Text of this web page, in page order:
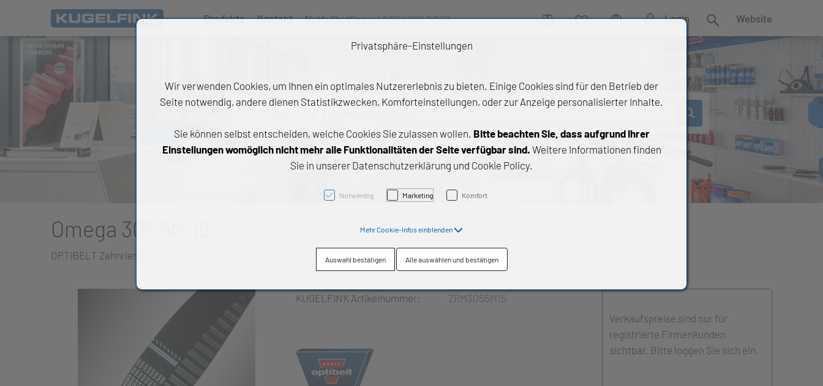
Produkte Kontakt Notfallhotline:+43 664 222 9 888 VergleichWunschlisteWarenkorb Login Suche Website
Alle Produkte
Wälz- und Gleitlager
Antriebstechnik
Chemische Produkte
Alle Produkte
Omega 305 5M 15
OPTIBELT Zahnriemen
KUGELFINK Artikelnummer:
ZRM3055M15
Verkaufspreise sind nur für
registrierte Firmenkunden
sichtbar. Bitte loggen Sie sich ein.
Privatsphäre-Einstellungen
Wir verwenden Cookies, um Ihnen ein optimales Nutzererlebnis zu bieten. Einige Cookies sind für den Betrieb der
Seite notwendig, andere dienen Statistikzwecken, Komforteinstellungen, oder zur Anzeige personalisierter Inhalte.
Sie können selbst entscheiden, welche Cookies Sie zulassen wollen. Bitte beachten Sie, dass aufgrund Ihrer
Einstellungen womöglich nicht mehr alle Funktionalitäten der Seite verfügbar sind. Weitere Informationen finden
Sie in unserer Datenschutzerklärung und Cookie Policy.
Notwendig Marketing Komfort
Mehr Cookie-Infos einblenden
Auswahl bestätigen Alle auswählen und bestätigen